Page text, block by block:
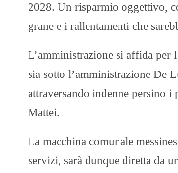
2028. Un risparmio oggettivo,
grane e i rallentamenti che
L’amministrazione si affida per
sia sotto l’amministrazione De
attraversando indenne persino
Mattei.​
La macchina comunale
servizi, sarà dunque diretta da